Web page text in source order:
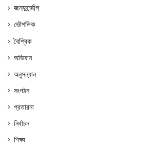
জনদুর্ভোগ
ভৌগলিক
বৈশ্বিক
অভিযান
অনুসন্ধান
সংগঠন
প্রতারনা
নির্বাচন
শিক্ষা